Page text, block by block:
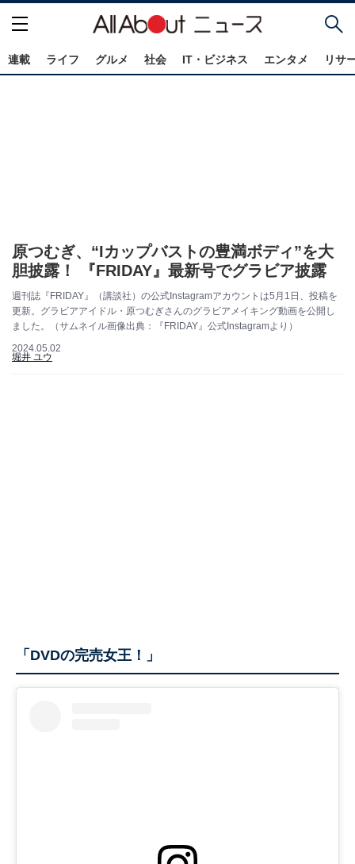
連載 ライフ グルメ 社会 IT・ビジネス エンタメ リサ
原つむぎ、“Iカップバストの豊満ボディ”を大
胆披露！ 『FRIDAY』最新号でグラビア披露
週刊誌『FRIDAY』（講談社）の公式Instagramアカウントは5月1日、投稿を
更新。グラビアアイドル・原つむぎさんのグラビアメイキング動画を公開し
ました。（サムネイル画像出典：『FRIDAY』公式Instagramより）
2024.05.02
堀井 ユウ
「DVDの完売女王！」